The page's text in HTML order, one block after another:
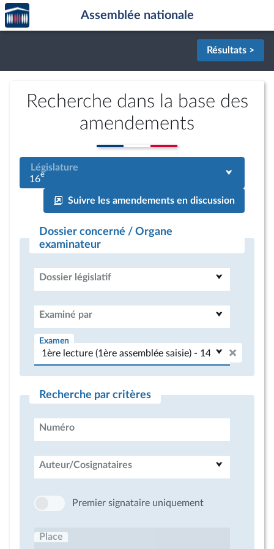
Aller au contenu
Aller en bas de la page
Accèder
à la
page
Assemblée nationale
Résultats >
Recherche dans la base des
amendements
Législature
16e
Suivre les amendements en discussion
Dossier concerné / Organe
examinateur
Dossier législatif
Examiné par
Examen
Recherche par critères
Numéro
Auteur/Cosignataires
Premier signataire uniquement
Place